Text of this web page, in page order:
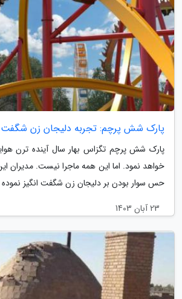
پارک شش پرچم: تجربه دلیجان زن شگفت
پارک شش پرچم تگزاس بهار سال آینده ترن
خواهد نمود. اما این همه ماجرا نیست. مدیران
حس سوار بودن بر دلیجان زن شگفت انگیز نموده
23 آبان 1403